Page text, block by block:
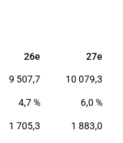
If P&C,
26e 27e
26e 27e
9 507,7 10 079,3
4,7 % 6,0 %
1 705,3 1 883,0